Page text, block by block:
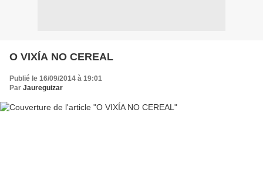
O VIXÍA NO CEREAL
Publié le 16/09/2014 à 19:01
Par Jaureguizar